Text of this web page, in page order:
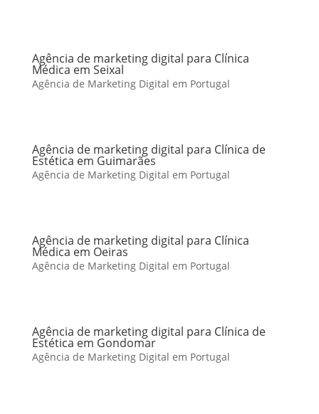
Agência de marketing digital para Clínica
Médica em Seixal
Agência de Marketing Digital em Portugal
Agência de marketing digital para Clínica de
Estética em Guimarães
Agência de Marketing Digital em Portugal
Agência de marketing digital para Clínica
Médica em Oeiras
Agência de Marketing Digital em Portugal
Agência de marketing digital para Clínica de
Estética em Gondomar
Agência de Marketing Digital em Portugal